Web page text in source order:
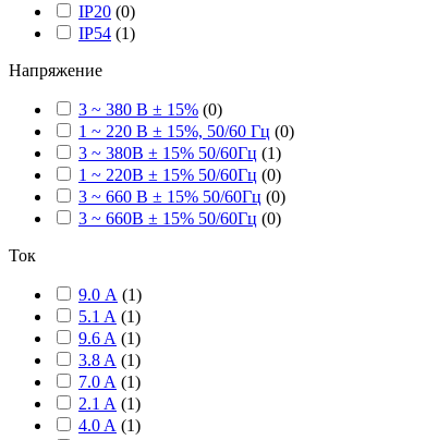
IP20 (0)
IP54 (1)
Напряжение
3 ~ 380 В ± 15% (0)
1 ~ 220 В ± 15%, 50/60 Гц (0)
3 ~ 380В ± 15% 50/60Гц (1)
1 ~ 220В ± 15% 50/60Гц (0)
3 ~ 660 В ± 15% 50/60Гц (0)
3 ~ 660В ± 15% 50/60Гц (0)
Ток
9.0 А (1)
5.1 A (1)
9.6 A (1)
3.8 A (1)
7.0 A (1)
2.1 A (1)
4.0 A (1)